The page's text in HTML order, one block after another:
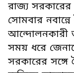
রাজ্য সরকারের
সোমবার
আন্দোলনকারী
সময় ধরে
সরকারের সঙ্গে